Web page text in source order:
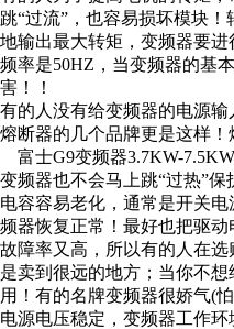
跳“过流”，也容易损坏模块
地输出最大转矩，变频器要
频率是50HZ，当变频器的基
害！
有的人没有给变频器的电源
熔断器的几个品牌更是
富士G9变频器3.7KW-
变频器也不会马上跳“过热”
电容容易老化，通常是开关
频器恢复正常！最好也把
故障率又高，所以有的人在
是卖到很远的地方；当你不
用！有的名牌变频器很娇气(
电源电压稳定，变频器工作